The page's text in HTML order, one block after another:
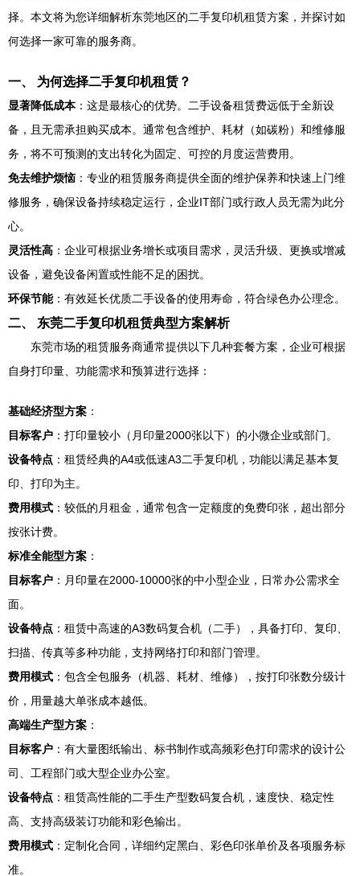
择。本文将为您详细解析东莞地区的二手复印机租赁方案，并探讨如
何选择一家可靠的服务商。
一、 为何选择二手复印机租赁？
显著降低成本：这是最核心的优势。二手设备租赁费远低于全新设
备，且无需承担购买成本。通常包含维护、耗材（如碳粉）和维修服
务，将不可预测的支出转化为固定、可控的月度运营费用。
免去维护烦恼：专业的租赁服务商提供全面的维护保养和快速上门维
修服务，确保设备持续稳定运行，企业IT部门或行政人员无需为此分
心。
灵活性高 ：企业可根据业务增长或项目需求，灵活升级、更换或增减
设备，避免设备闲置或性能不足的困扰。
环保节能：有效延长优质二手设备的使用寿命，符合绿色办公理念。
二、 东莞二手复印机租赁典型方案解析
东莞市场的租赁服务商通常提供以下几种套餐方案，企业可根据
自身打印量、功能需求和预算进行选择：
基础经济型方案 ：
目标客户 ：打印量较小（月印量2000张以下）的小微企业或部门。
设备特点 ：租赁经典的A4或低速A3二手复印机，功能以满足基本复
印、打印为主。
费用模式 ：较低的月租金，通常包含一定额度的免费印张，超出部分
按张计费。
标准全能型方案 ：
目标客户 ：月印量在2000-10000张的中小型企业，日常办公需求全
面。
设备特点 ：租赁中高速的A3数码复合机（二手），具备打印、复印、
扫描、传真等多种功能，支持网络打印和部门管理。
费用模式 ：包含全包服务（机器、耗材、维修），按打印张数分级计
价，用量越大单张成本越低。
高端生产型方案 ：
目标客户 ：有大量图纸输出、标书制作或高频彩色打印需求的设计公
司、工程部门或大型企业办公室。
设备特点 ：租赁高性能的二手生产型数码复合机，速度快、稳定性
高、支持高级装订功能和彩色输出。
费用模式 ：定制化合同，详细约定黑白、彩色印张单价及各项服务标
准。